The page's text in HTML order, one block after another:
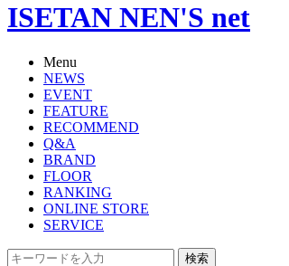
ISETAN NEN'S net
Menu
NEWS
EVENT
FEATURE
RECOMMEND
Q&A
BRAND
FLOOR
RANKING
ONLINE STORE
SERVICE
検索